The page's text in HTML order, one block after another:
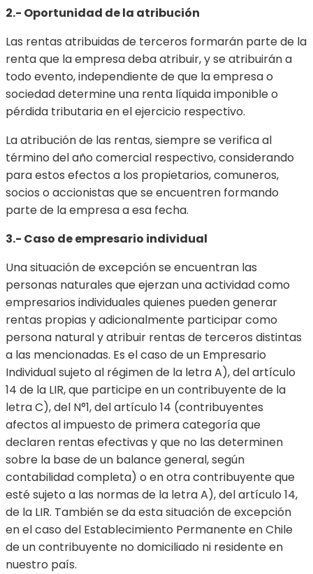
2.- Oportunidad de la atribución
Las rentas atribuidas de terceros formarán parte de la
renta que la empresa deba atribuir, y se atribuirán a
todo evento, independiente de que la empresa o
sociedad determine una renta líquida imponible o
pérdida tributaria en el ejercicio respectivo.
La atribución de las rentas, siempre se verifica al
término del año comercial respectivo, considerando
para estos efectos a los propietarios, comuneros,
socios o accionistas que se encuentren formando
parte de la empresa a esa fecha.
3.- Caso de empresario individual
Una situación de excepción se encuentran las
personas naturales que ejerzan una actividad como
empresarios individuales quienes pueden generar
rentas propias y adicionalmente participar como
persona natural y atribuir rentas de terceros distintas
a las mencionadas. Es el caso de un Empresario
Individual sujeto al régimen de la letra A), del artículo
14 de la LIR, que participe en un contribuyente de la
letra C), del N°1, del artículo 14 (contribuyentes
afectos al impuesto de primera categoría que
declaren rentas efectivas y que no las determinen
sobre la base de un balance general, según
contabilidad completa) o en otra contribuyente que
esté sujeto a las normas de la letra A), del artículo 14,
de la LIR. También se da esta situación de excepción
en el caso del Establecimiento Permanente en Chile
de un contribuyente no domiciliado ni residente en
nuestro país.